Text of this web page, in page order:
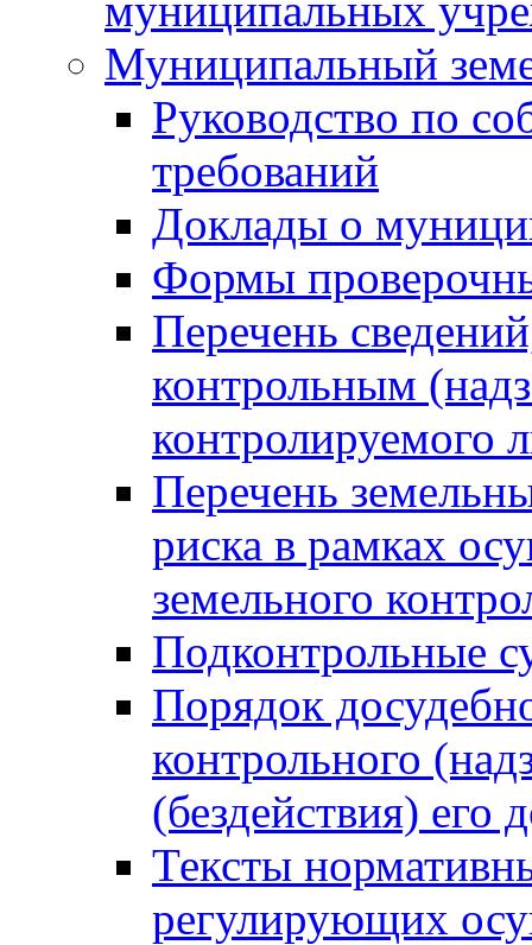
Муниципальный
Руководство по
требований
Доклады о
Формы
Перечень
контрольным
контролируемого
Перечень
риска в рамках
земельного
Подконтрольные
Порядок
контрольного
(бездействия)
Тексты
регулирующих